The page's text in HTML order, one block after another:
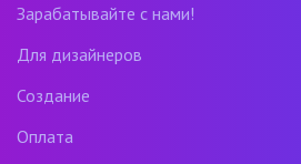
Зарабатывайте с нами!
Для дизайнеров
Создание
Оплата